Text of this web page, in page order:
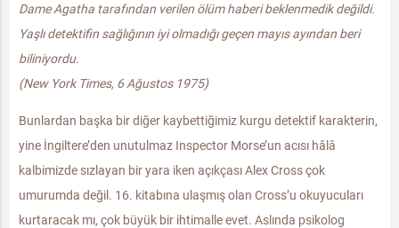
Dame Agatha tarafından verilen ölüm haberi beklenmedik değildi.
Yaşlı detektifin sağlığının iyi olmadığı geçen mayıs ayından beri
biliniyordu.
(New York Times, 6 Ağustos 1975)
Bunlardan başka bir diğer kaybettiğimiz kurgu detektif karakterin,
yine İngiltere’den unutulmaz Inspector Morse’un acısı hâlâ
kalbimizde sızlayan bir yara iken açıkçası Alex Cross çok
umurumda değil. 16. kitabına ulaşmış olan Cross’u okuyucuları
kurtaracak mı, çok büyük bir ihtimalle evet. Aslında psikolog